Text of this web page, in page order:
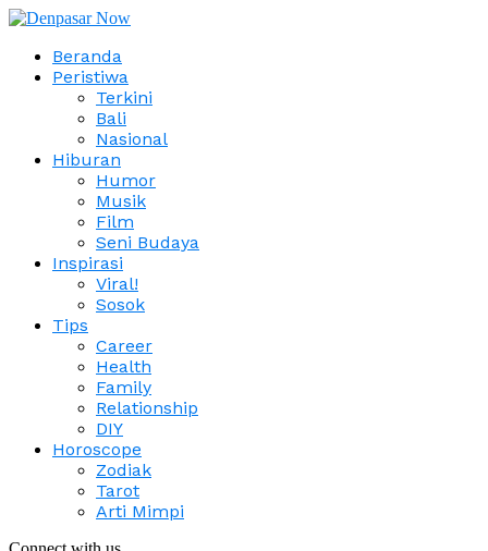
Beranda
Peristiwa
Terkini
Bali
Nasional
Hiburan
Humor
Musik
Film
Seni Budaya
Inspirasi
Viral!
Sosok
Tips
Career
Health
Family
Relationship
DIY
Horoscope
Zodiak
Tarot
Arti Mimpi